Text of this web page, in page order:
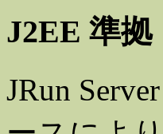
J2EE 準拠
JRun